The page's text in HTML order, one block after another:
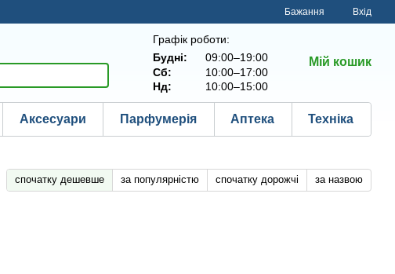
Бажання Вхід
Графік роботи:
Будні:
09:00–19:00
Сб:
10:00–17:00
Нд:
10:00–15:00
Мій кошик
Аксесуари Парфумерія Аптека Техніка
спочатку дешевше за популярністю спочатку дорожчі за назвою